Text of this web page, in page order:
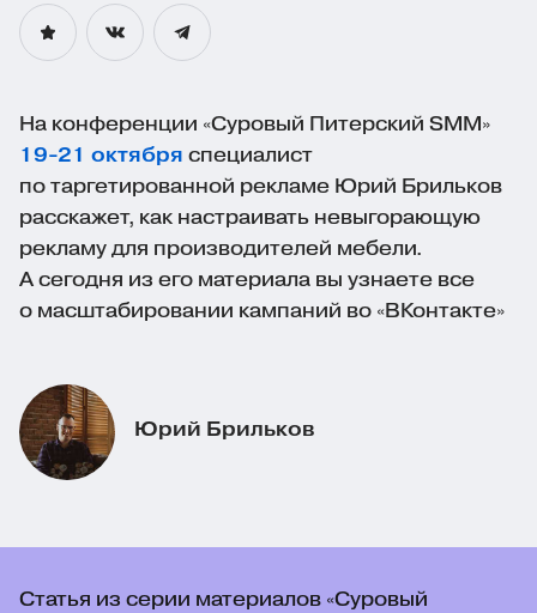
На конференции «Суровый Питерский SMM»
19-21 октября специалист
по таргетированной рекламе Юрий Брильков
расскажет, как настраивать невыгорающую
рекламу для производителей мебели.
А сегодня из его материала вы узнаете все
о масштабировании кампаний во «ВКонтакте»
Юрий Брильков
Статья из серии материалов «Суровый